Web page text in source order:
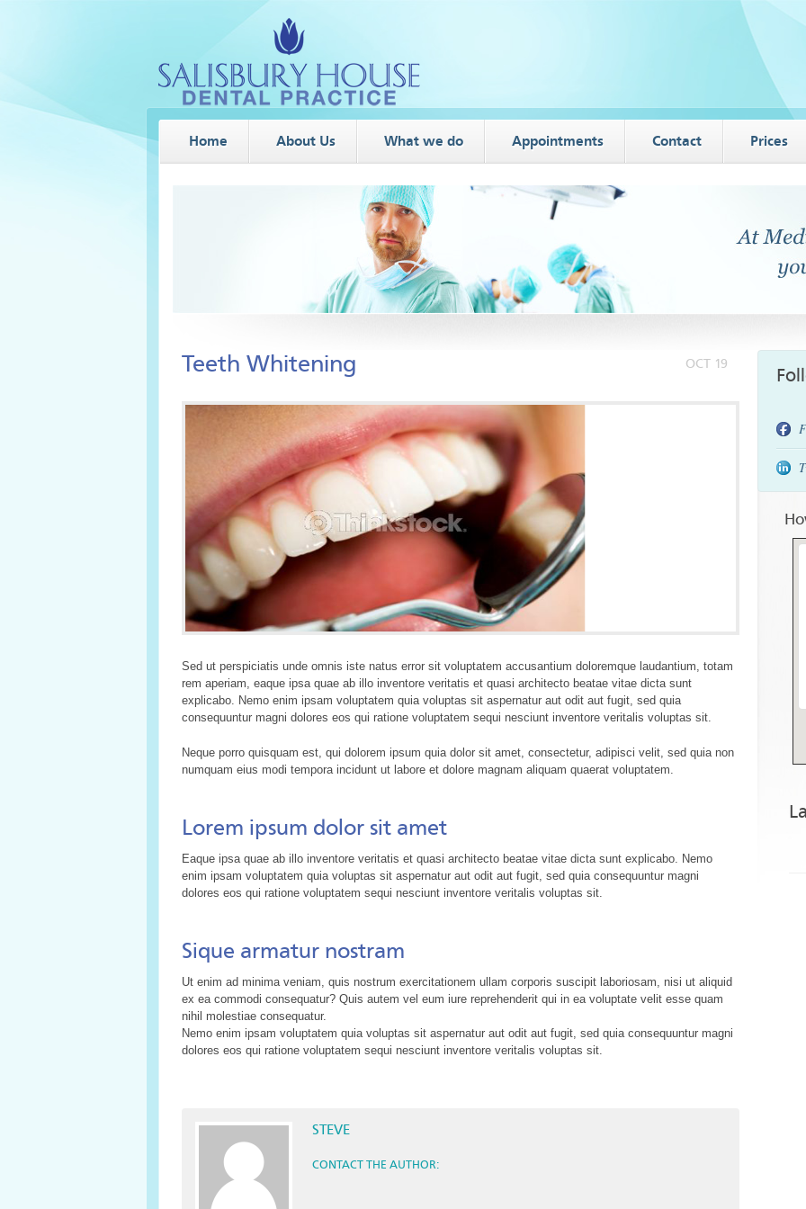
Home About Us What we do Appointments Contact Prices
OCT 19
Teeth Whitening
Sed ut perspiciatis unde omnis iste natus error sit voluptatem accusantium doloremque laudantium, totam
rem aperiam, eaque ipsa quae ab illo inventore veritatis et quasi architecto beatae vitae dicta sunt
explicabo. Nemo enim ipsam voluptatem quia voluptas sit aspernatur aut odit aut fugit, sed quia
consequuntur magni dolores eos qui ratione voluptatem sequi nesciunt inventore veritalis voluptas sit.
Neque porro quisquam est, qui dolorem ipsum quia dolor sit amet, consectetur, adipisci velit, sed quia non
numquam eius modi tempora incidunt ut labore et dolore magnam aliquam quaerat voluptatem.
Lorem ipsum dolor sit amet
Eaque ipsa quae ab illo inventore veritatis et quasi architecto beatae vitae dicta sunt explicabo. Nemo
enim ipsam voluptatem quia voluptas sit aspernatur aut odit aut fugit, sed quia consequuntur magni
dolores eos qui ratione voluptatem sequi nesciunt inventore veritalis voluptas sit.
Sique armatur nostram
Ut enim ad minima veniam, quis nostrum exercitationem ullam corporis suscipit laboriosam, nisi ut aliquid
ex ea commodi consequatur? Quis autem vel eum iure reprehenderit qui in ea voluptate velit esse quam
nihil molestiae consequatur.
Nemo enim ipsam voluptatem quia voluptas sit aspernatur aut odit aut fugit, sed quia consequuntur magni
dolores eos qui ratione voluptatem sequi nesciunt inventore veritalis voluptas sit.
STEVE
CONTACT THE AUTHOR: